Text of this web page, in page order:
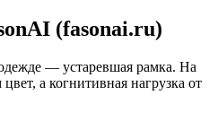
(fasonai.ru)
— устаревшая рамка. На
а когнитивная нагрузка от